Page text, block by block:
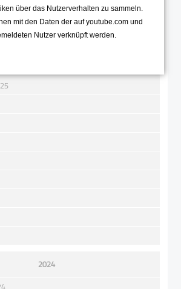
2025
2024
über das Nutzerverhalten zu sammeln.
mit den Daten der auf youtube.com und
Nutzer verknüpft werden.